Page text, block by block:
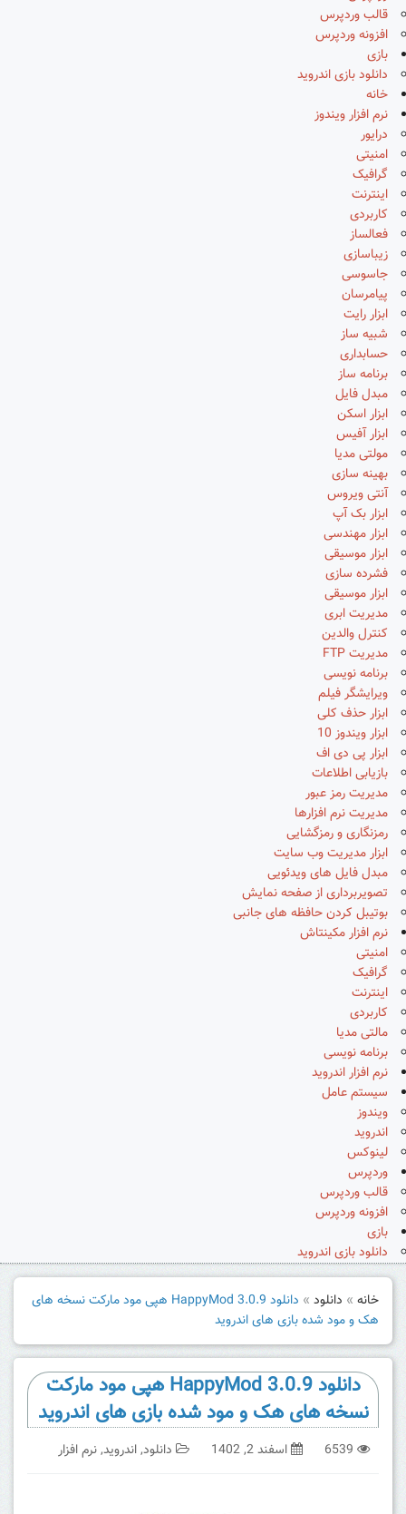
قالب وردپرس
افزونه وردپرس
بازی
دانلود بازی اندروید
خانه
نرم افزار ویندوز
درایور
امنیتی
گرافیک
اینترنت
کاربردی
فعالساز
زیباسازی
جاسوسی
پیامرسان
ابزار رایت
شبیه ساز
حسابداری
برنامه ساز
مبدل فایل
ابزار اسکن
ابزار آفیس
مولتی مدیا
بهینه سازی
آنتی ویروس
ابزار بک آپ
ابزار مهندسی
ابزار موسیقی
فشرده سازی
ابزار موسیقی
مدیریت ابری
کنترل والدین
مدیریت FTP
برنامه نویسی
ویرایشگر فیلم
ابزار حذف کلی
ابزار ویندوز 10
ابزار پی دی اف
بازیابی اطلاعات
مدیریت رمز عبور
مدیریت نرم افزارها
رمزنگاری و رمزگشایی
ابزار مدیریت وب سایت
مبدل فایل های ویدئویی
تصویربرداری از صفحه نمایش
بوتیبل کردن حافظه های جانبی
نرم افزار مکینتاش
امنیتی
گرافیک
اینترنت
کاربردی
مالتی مدیا
برنامه نویسی
نرم افزار اندروید
سیستم عامل
ویندوز
اندروید
لینوکس
وردپرس
قالب وردپرس
افزونه وردپرس
بازی
دانلود بازی اندروید
خانه » دانلود »
دانلود HappyMod 3.0.9 هپی مود مارکت نسخه های
هک و مود شده بازی های اندروید
دانلود HappyMod 3.0.9 هپی مود مارکت
نسخه های هک و مود شده بازی های اندروید
6539 اسفند 2, 1402 دانلود,اندروید,نرم افزار